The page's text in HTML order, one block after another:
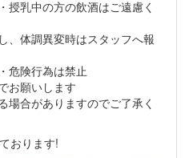
授乳中の方の飲酒はご遠慮く
、体調異変時はスタッフへ報
危険行為は禁止
お願いします
場合がありますのでご了承く
おります!